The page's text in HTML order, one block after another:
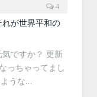
4
れが世界平和の
ですか？ 更新
っちゃってまし
うな…